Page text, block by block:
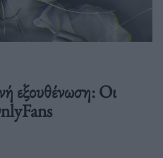
εξουθένωση: Oι